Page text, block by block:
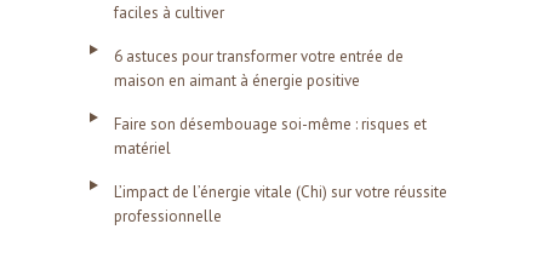
faciles à cultiver
6 astuces pour transformer votre entrée de
maison en aimant à énergie positive
Faire son désembouage soi-même : risques et
matériel
L’impact de l’énergie vitale (Chi) sur votre réussite
professionnelle